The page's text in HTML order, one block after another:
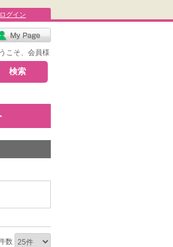
ログイン
こそ、会員様
検索
数